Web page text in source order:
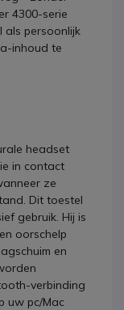
4300-serie
als persoonlijk
inhoud te
headset
in contact
ze
Dit toestel
gebruik. Hij is
oorschelp
en
verbinding
uw pc/Mac